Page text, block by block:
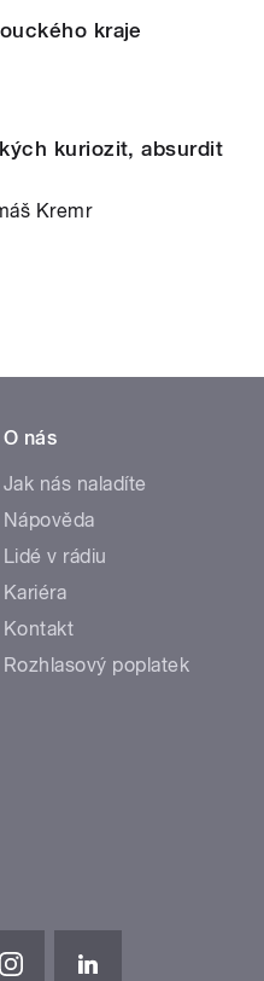
kraje
kuriozit, absurdit
Kremr
O nás
Jak nás naladíte
Nápověda
Lidé v rádiu
Kariéra
Kontakt
Rozhlasový poplatek